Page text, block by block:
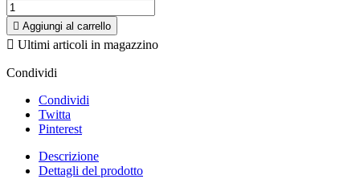
 Aggiungi al carrello
 Ultimi articoli in magazzino
Condividi
Condividi
Twitta
Pinterest
Descrizione
Dettagli del prodotto